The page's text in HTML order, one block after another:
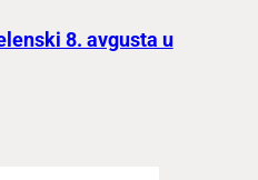
8. avgusta u